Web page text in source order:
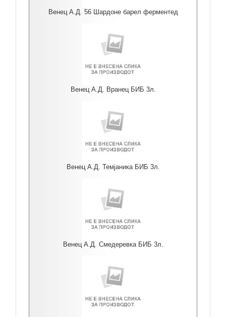
Венец А.Д. 56 Шардоне барел ферментед
Венец А.Д. Вранец БИБ 3л.
Венец А.Д. Темјаника БИБ 3л.
Венец А.Д. Смедеревка БИБ 3л.